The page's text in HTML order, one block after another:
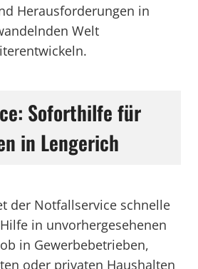
Herausforderungen in
Welt
Soforthilfe für
in Lengerich
der Notfallservice schnelle
in unvorhergesehenen
in Gewerbebetrieben,
oder privaten Haushalten